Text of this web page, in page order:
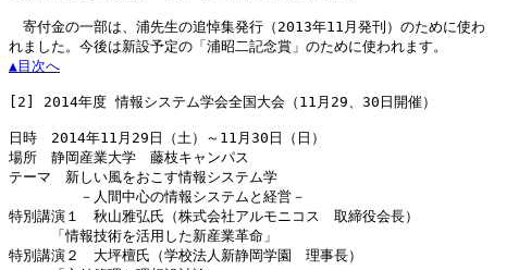
寄付金の一部は、浦先生の追悼集発行（2013年11月発刊）のために使わ
▲目次へ
[2] 2014年度 情報システム学会全国大会（11月29、30日開催）
日時　2014年11月29日（土）～11月30日（日）
場所　静岡産業大学　藤枝キャンパス
テーマ　新しい風をおこす情報システム学
－人間中心の情報システムと経営－
特別講演１　秋山雅弘氏（株式会社アルモニコス　取締役会長）
「情報技術を活用した新産業革命」
特別講演２　大坪檀氏（学校法人新静岡学園　理事長）